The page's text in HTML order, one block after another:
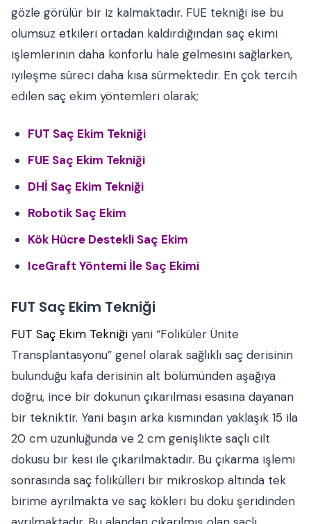
gözle görülür bir iz kalmaktadır. FUE tekniği ise bu
olumsuz etkileri ortadan kaldırdığından saç ekimi
işlemlerinin daha konforlu hale gelmesini sağlarken,
iyileşme süreci daha kısa sürmektedir. En çok tercih
edilen saç ekim yöntemleri olarak;
FUT Saç Ekim Tekniği
FUE Saç Ekim Tekniği
DHİ Saç Ekim Tekniği
Robotik Saç Ekim
Kök Hücre Destekli Saç Ekim
IceGraft Yöntemi İle Saç Ekimi
FUT Saç Ekim Tekniği
FUT Saç Ekim Tekniği yani “Foliküler Ünite
Transplantasyonu” genel olarak sağlıklı saç derisinin
bulunduğu kafa derisinin alt bölümünden aşağıya
doğru, ince bir dokunun çıkarılması esasına dayanan
bir tekniktir. Yani başın arka kısmından yaklaşık 15 ila
20 cm uzunluğunda ve 2 cm genişlikte saçlı cilt
dokusu bir kesi ile çıkarılmaktadır. Bu çıkarma işlemi
sonrasında saç folikülleri bir mikroskop altında tek
birime ayrılmakta ve saç kökleri bu doku şeridinden